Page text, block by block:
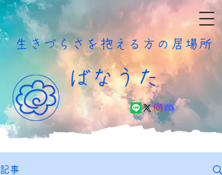
​生きづらさを抱える方の居場所
ばなうた
記事